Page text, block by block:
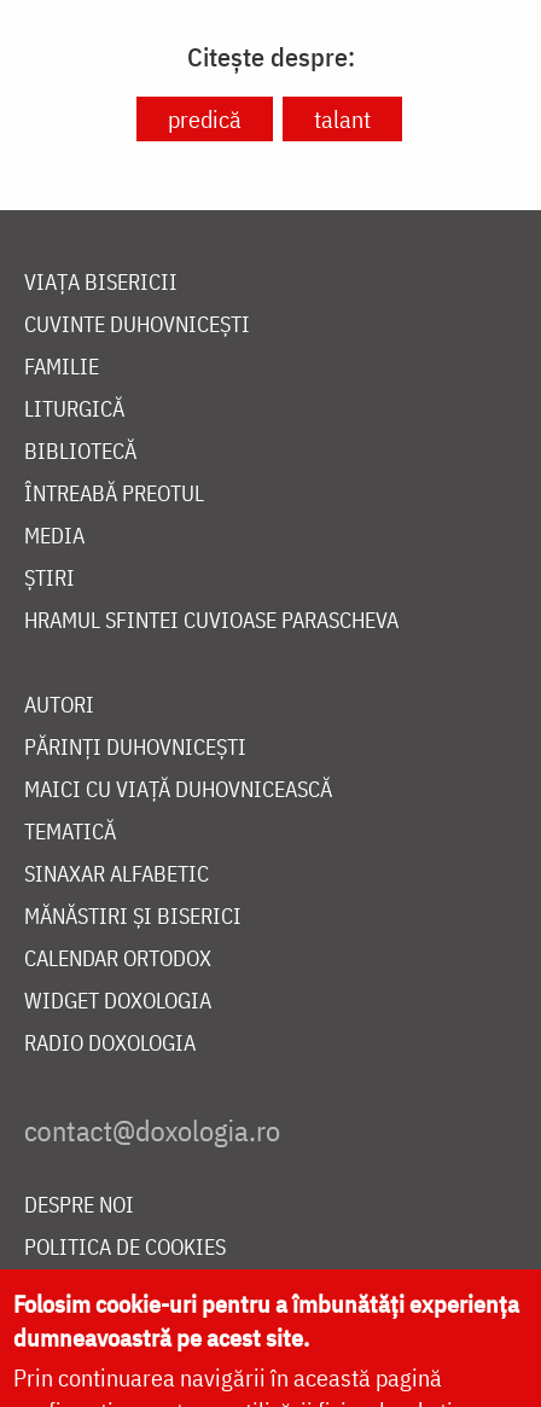
Citește despre:
predică talant
VIAȚA BISERICII
CUVINTE DUHOVNICEȘTI
FAMILIE
LITURGICĂ
BIBLIOTECĂ
ÎNTREABĂ PREOTUL
MEDIA
ȘTIRI
HRAMUL SFINTEI CUVIOASE PARASCHEVA
AUTORI
PĂRINȚI DUHOVNICEȘTI
MAICI CU VIAȚĂ DUHOVNICEASCĂ
TEMATICĂ
SINAXAR ALFABETIC
MĂNĂSTIRI ȘI BISERICI
CALENDAR ORTODOX
WIDGET DOXOLOGIA
RADIO DOXOLOGIA
DESPRE NOI
POLITICA DE COOKIES
DONEAZĂ ONLINE PENTRU CATEDRALA NAȚIONALĂ
LIVE
Folosim cookie-uri pentru a îmbunătăți experiența
dumneavoastră pe acest site.
Prin continuarea navigării în această pagină